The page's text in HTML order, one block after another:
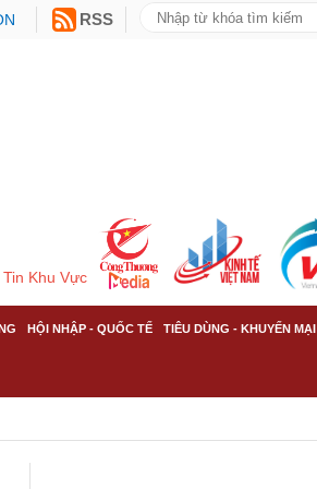
RSS
Tin Khu Vực
HỘI NHẬP - QUỐC TẾ TIÊU DÙNG - KHUYẾN MẠI